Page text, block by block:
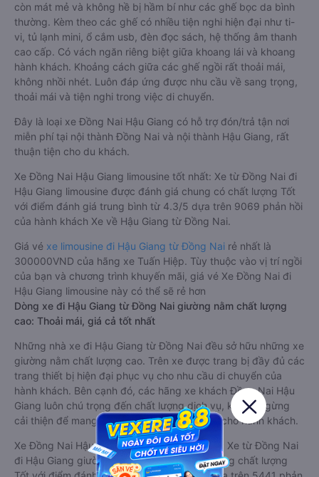
còn mát mẻ và không hề bị hầm bí như các ghế bọc da bình
thường. Kèm theo các ghế có nhiều tiện nghi hiện đại như ti-
vi, tủ lạnh mini, ổ cắm usb, đèn đọc sách, hệ thống âm thanh
cao cấp. Có vách ngăn riêng biệt giữa khoang lái và khoang
hành khách. Khoảng cách giữa các ghế ngồi rất thoải mái,
không nhồi nhét. Luôn đáp ứng được nhu cầu về sang trọng,
thoải mái và tiện nghi trong việc di chuyển.
Đây là loại xe Đồng Nai Hậu Giang có hỗ trợ đón/trả tận nơi
miễn phí tại nội thành Đồng Nai và nội thành Hậu Giang, rất
thuận tiện cho du khách.
Xe Đồng Nai Hậu Giang limousine tốt nhất: Xe từ Đồng Nai đi
Hậu Giang limousine được đánh giá chung có chất lượng Tốt
với điểm đánh giá trung bình từ 4.3/5 dựa trên 9069 phản hồi
của hành khách Xe về Hậu Giang từ Đồng Nai.
Giá vé xe limousine đi Hậu Giang từ Đồng Nai rẻ nhất là
300000VND của hãng xe Tuấn Hiệp. Tùy thuộc vào vị trí ngồi
của bạn và chương trình khuyến mãi, giá vé Xe Đồng Nai đi
Hậu Giang limousine này có thể sẽ rẻ hơn
Dòng xe đi Hậu Giang từ Đồng Nai giường nằm chất lượng
cao: Thoải mái, giá cả tốt nhất
Những nhà xe đi Hậu Giang từ Đồng Nai đều sở hữu những xe
giường nằm chất lượng cao. Trên xe được trang bị đầy đủ các
trang thiết bị hiện đại phục vụ cho nhu cầu di chuyển của
hành khách. Bên cạnh đó, các hãng xe khách Đồng Nai Hậu
Giang luôn chú trọng đến chất lượng dịch vụ, không ngừng
cải thiện để mang đến trải nghiệm hoàn hảo cho hành khách.
Xe Đồng Nai Hậu Giang giường nằm tốt nhất: Xe từ Đồng Nai
đi Hậu Giang giường nằm được đánh giá chung chất lượng